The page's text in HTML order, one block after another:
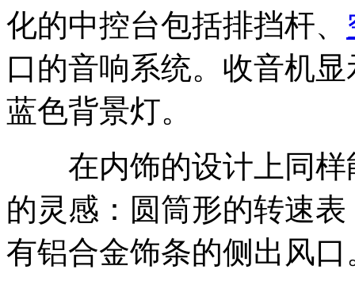
化的中控台包括排挡杆、
口的音响系统。收音机
蓝色背景灯。
在内饰的设计上同样
的灵感：圆筒形的转速
有铝合金饰条的侧出风口